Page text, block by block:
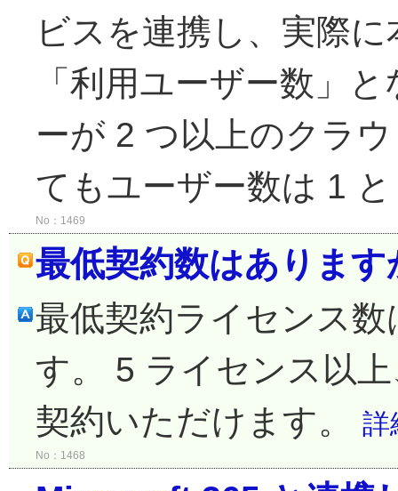
ビスを連携し、実際
「利用ユーザー数」
ーが 2 つ以上のクラ
てもユーザー数は 1
No：1469
最低契約数はあります
最低契約ライセンス
す。 5 ライセンス以
契約いただけます。
詳
No：1468